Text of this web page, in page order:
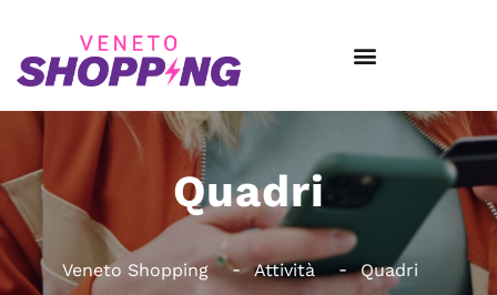
Quadri
Veneto Shopping Attività Quadri